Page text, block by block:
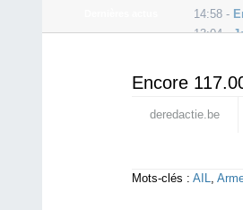
14:58 -
13:04 -
Encore
deredactie.be
Mots-clés : AIL,